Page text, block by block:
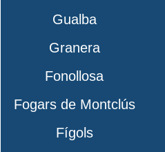
Gualba
Granera
Fonollosa
Fogars de Montclús
Fígols